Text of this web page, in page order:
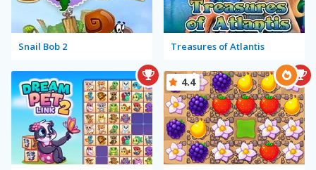
Snail Bob 2 Treasures of Atlantis
4.4